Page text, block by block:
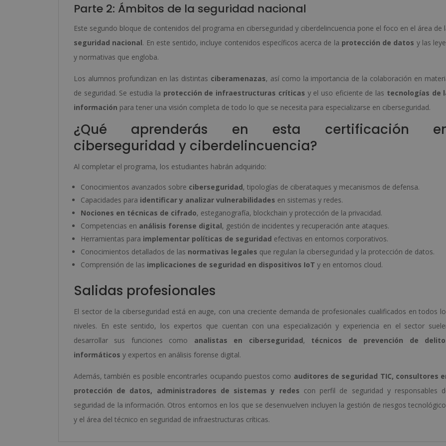
Parte 2: Ámbitos de la seguridad nacional
Este segundo bloque de contenidos del programa en ciberseguridad y ciberdelincuencia pone el foco en el área de
seguridad nacional. En este sentido, incluye contenidos específicos acerca de la protección de datos y las
y normativas que engloba.
Los alumnos profundizan en las distintas ciberamenazas, así como la importancia de la colaboración en
de seguridad. Se estudia la protección de infraestructuras críticas y el uso eficiente de las tecnologías de
información para tener una visión completa de todo lo que se necesita para especializarse en ciberseguridad.
¿Qué aprenderás en esta certificación
ciberseguridad y ciberdelincuencia?
Al completar el programa, los estudiantes habrán adquirido:
Conocimientos avanzados sobre ciberseguridad, tipologías de ciberataques y mecanismos de defensa.
Capacidades para identificar y analizar vulnerabilidades en sistemas y redes.
Nociones en técnicas de cifrado, esteganografía, blockchain y protección de la privacidad.
Competencias en análisis forense digital, gestión de incidentes y recuperación ante ataques.
Herramientas para implementar políticas de seguridad efectivas en entornos corporativos.
Conocimientos detallados de las normativas legales que regulan la ciberseguridad y la protección de datos.
Comprensión de las implicaciones de seguridad en dispositivos IoT y en entornos cloud.
Salidas profesionales
El sector de la ciberseguridad está en auge, con una creciente demanda de profesionales cualificados en todos
niveles. En este sentido, los expertos que cuentan con una especialización y experiencia en el sector
desarrollar sus funciones como analistas en ciberseguridad, técnicos de prevención de
informáticos y expertos en análisis forense digital.
Además, también es posible encontrarles ocupando puestos como auditores de seguridad TIC, consultores
protección de datos, administradores de sistemas y redes con perfil de seguridad y responsables
seguridad de la información. Otros entornos en los que se desenvuelven incluyen la gestión de riesgos
y el área del técnico en seguridad de infraestructuras críticas.